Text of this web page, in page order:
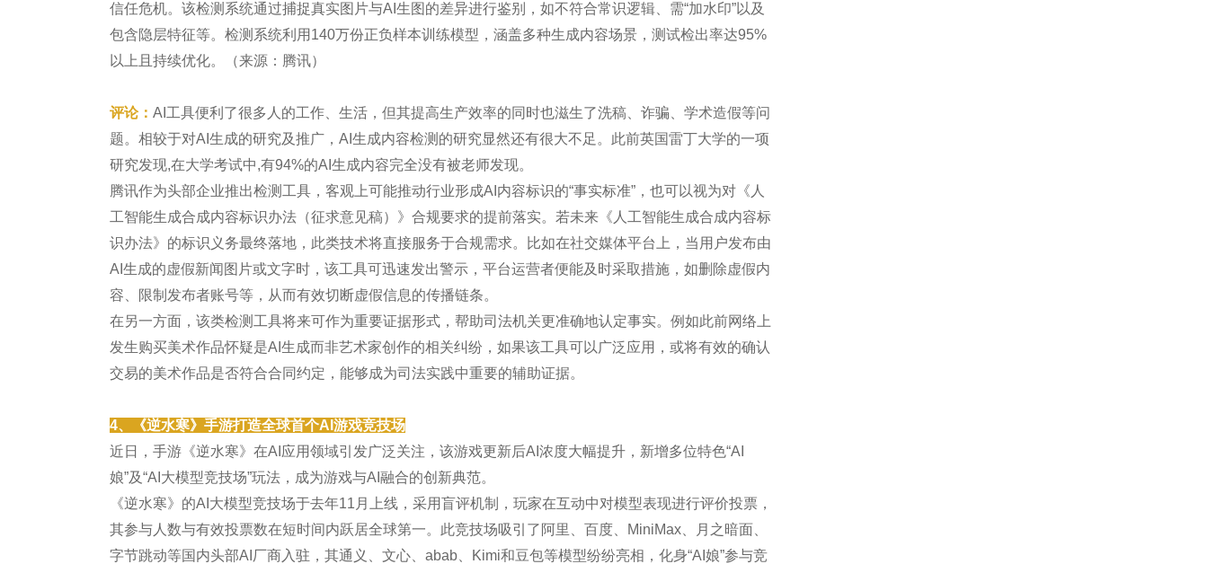
信任危机。该检测系统通过捕捉真实图片与AI生图的差异进行鉴别，如不符合常识逻辑、需“加水印”以及
包含隐层特征等。检测系统利用140万份正负样本训练模型，涵盖多种生成内容场景，测试检出率达95%
以上且持续优化。（来源：腾讯）
评论： AI工具便利了很多人的工作、生活，但其提高生产效率的同时也滋生了洗稿、诈骗、学术造假等问
题。相较于对AI生成的研究及推广，AI生成内容检测的研究显然还有很大不足。此前英国雷丁大学的一项
研究发现,在大学考试中,有94%的AI生成内容完全没有被老师发现。
腾讯作为头部企业推出检测工具，客观上可能推动行业形成AI内容标识的“事实标准”，也可以视为对《人
工智能生成合成内容标识办法（征求意见稿）》合规要求的提前落实。若未来《人工智能生成合成内容标
识办法》的标识义务最终落地，此类技术将直接服务于合规需求。比如在社交媒体平台上，当用户发布由
AI生成的虚假新闻图片或文字时，该工具可迅速发出警示，平台运营者便能及时采取措施，如删除虚假内
容、限制发布者账号等，从而有效切断虚假信息的传播链条。
在另一方面，该类检测工具将来可作为重要证据形式，帮助司法机关更准确地认定事实。例如此前网络上
发生购买美术作品怀疑是AI生成而非艺术家创作的相关纠纷，如果该工具可以广泛应用，或将有效的确认
交易的美术作品是否符合合同约定，能够成为司法实践中重要的辅助证据。
4、《逆水寒》手游打造全球首个AI游戏竞技场
近日，手游《逆水寒》在AI应用领域引发广泛关注，该游戏更新后AI浓度大幅提升，新增多位特色“AI
娘”及“AI大模型竞技场”玩法，成为游戏与AI融合的创新典范。
《逆水寒》的AI大模型竞技场于去年11月上线，采用盲评机制，玩家在互动中对模型表现进行评价投票，
其参与人数与有效投票数在短时间内跃居全球第一。此竞技场吸引了阿里、百度、MiniMax、月之暗面、
字节跳动等国内头部AI厂商入驻，其通义、文心、abab、Kimi和豆包等模型纷纷亮相，化身“AI娘”参与竞